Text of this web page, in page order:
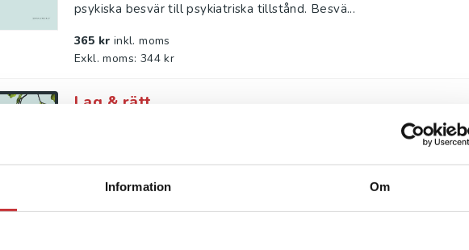
Information Om
psykiska besvär till psykiatriska tillstånd. Besvä...
365 kr inkl. moms
Exkl. moms: 344 kr
Lag & rätt
Psykisk ohälsa är ett samlingsbegrepp som omfattar tillstånd med